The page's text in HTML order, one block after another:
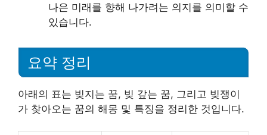
나은 미래를 향해 나가려는 의지를 의미할 수
있습니다.
요약 정리
아래의 표는 빚지는 꿈, 빚 갚는 꿈, 그리고 빚쟁이
가 찾아오는 꿈의 해몽 및 특징을 정리한 것입니다.